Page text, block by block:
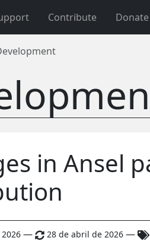
Contribute Donate
in Ansel
— 28 de abril de 2026 —